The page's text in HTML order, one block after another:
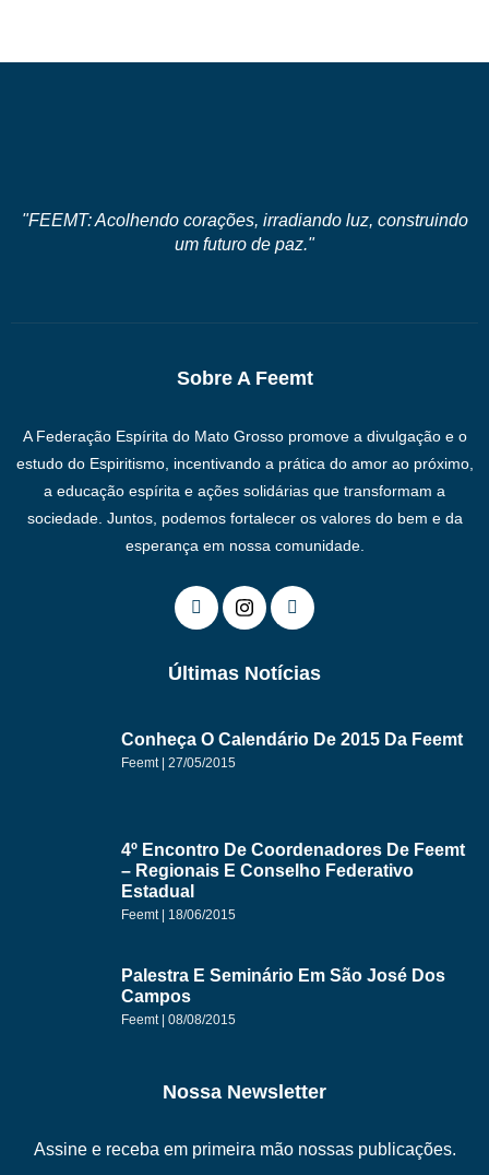
"FEEMT: Acolhendo corações, irradiando luz, construindo
um futuro de paz."
Sobre A Feemt
A Federação Espírita do Mato Grosso promove a divulgação e o
estudo do Espiritismo, incentivando a prática do amor ao próximo,
a educação espírita e ações solidárias que transformam a
sociedade. Juntos, podemos fortalecer os valores do bem e da
esperança em nossa comunidade.
Últimas Notícias
Conheça O Calendário De 2015 Da Feemt
Feemt 27/05/2015
4º Encontro De Coordenadores De Feemt
– Regionais E Conselho Federativo
Estadual
Feemt 18/06/2015
Palestra E Seminário Em São José Dos
Campos
Feemt 08/08/2015
Nossa Newsletter
Assine e receba em primeira mão nossas publicações.